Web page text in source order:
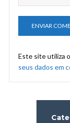
Este site utiliza
seus dados em